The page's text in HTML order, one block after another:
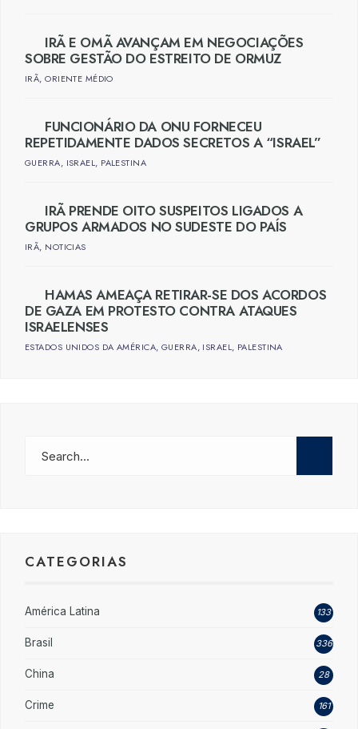
IRÃ E OMÃ AVANÇAM EM NEGOCIAÇÕES
SOBRE GESTÃO DO ESTREITO DE ORMUZ
IRÃ,ORIENTE MÉDIO
FUNCIONÁRIO DA ONU FORNECEU
REPETIDAMENTE DADOS SECRETOS A “ISRAEL”
GUERRA, ISRAEL, PALESTINA
IRÃ PRENDE OITO SUSPEITOS LIGADOS A
GRUPOS ARMADOS NO SUDESTE DO PAÍS
IRÃ, NOTICIAS
HAMAS AMEAÇA RETIRAR-SE DOS ACORDOS
DE GAZA EM PROTESTO CONTRA ATAQUES
ISRAELENSES
ESTADOS UNIDOS DA AMÉRICA, GUERRA, ISRAEL, PALESTINA
CATEGORIAS
América Latina 133
Brasil 336
China 28
Crime 161